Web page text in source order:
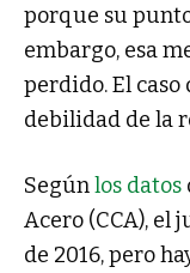
porque su
embargo, esa
perdido. El
debilidad de la
Segúnlos datos
Acero (CCA), el
de 2016, pero